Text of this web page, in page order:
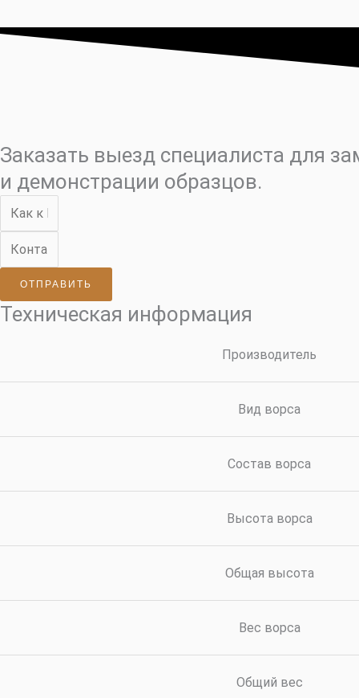
Заказать выезд специалиста для
и демонстрации образцов.
ОТПРАВИТЬ
Техническая информация
Производитель
Вид ворса
Состав ворса
Высота ворса
Общая высота
Вес ворса
Общий вес